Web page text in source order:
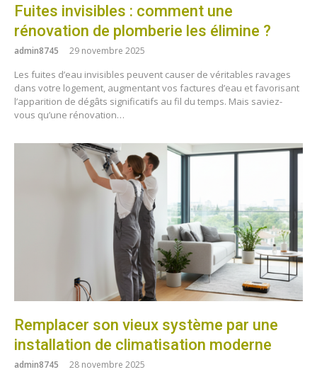
Fuites invisibles : comment une
rénovation de plomberie les élimine ?
admin8745 29 novembre 2025
Les fuites d’eau invisibles peuvent causer de véritables ravages
dans votre logement, augmentant vos factures d’eau et favorisant
l’apparition de dégâts significatifs au fil du temps. Mais saviez-
vous qu’une rénovation…
Remplacer son vieux système par une
installation de climatisation moderne
admin8745 28 novembre 2025